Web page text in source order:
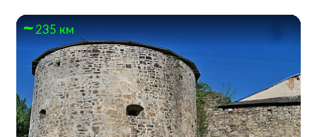
235 км